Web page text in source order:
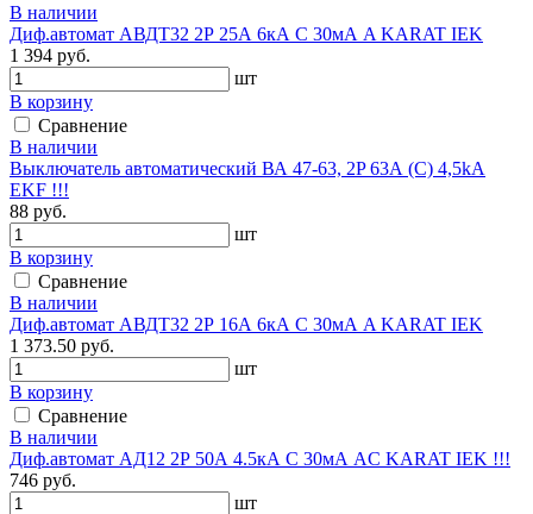
В наличии
Диф.автомат АВДТ32 2Р 25А 6кА С 30мА A KARAT IEK
1 394 руб.
шт
В корзину
Сравнение
В наличии
Выключатель автоматический ВА 47-63, 2P 63А (C) 4,5kA
EKF !!!
88 руб.
шт
В корзину
Сравнение
В наличии
Диф.автомат АВДТ32 2Р 16А 6кА С 30мА A KARAT IEK
1 373.50 руб.
шт
В корзину
Сравнение
В наличии
Диф.автомат АД12 2Р 50А 4.5кА C 30мА AC KARAT IEK !!!
746 руб.
шт